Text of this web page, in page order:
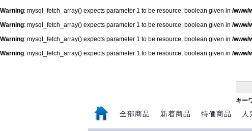
Warning: mysql_fetch_array() expects parameter 1 to be resource, boolean given in /www/
Warning: mysql_fetch_array() expects parameter 1 to be resource, boolean given in /www/
Warning: mysql_fetch_array() expects parameter 1 to be resource, boolean given in /www/
Warning: mysql_fetch_array() expects parameter 1 to be resource, boolean given in /www/
キー
全部商品 新着商品 特価商品 人